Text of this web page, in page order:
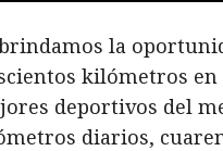
la
kilómetros en
deportivos del
diarios,